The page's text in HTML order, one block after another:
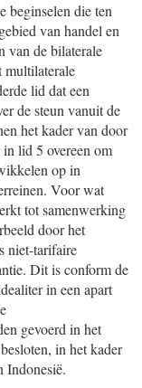
beginselen die ten
van handel en
van de bilaterale
multilaterale
lid dat een
de steun vanuit de
het kader van door
lid 5 overeen om
op in
Voor wat
tot samenwerking
door het
niet-tarifaire
Dit is conform de
in een apart
gevoerd in het
in het kader
Indonesië.